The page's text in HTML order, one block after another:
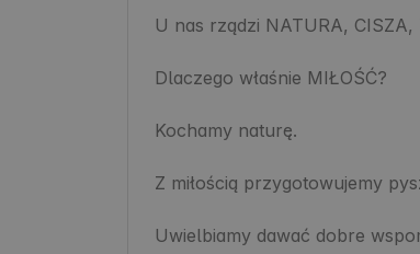
U nas rządzi NATURA, CISZA,
Dlaczego właśnie MIŁOŚĆ?
Kochamy naturę.
Z miłością przygotowujemy
Uwielbiamy dawać dobre